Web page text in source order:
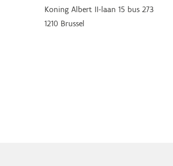
Koning Albert II-laan 15 bus 273
1210 Brussel